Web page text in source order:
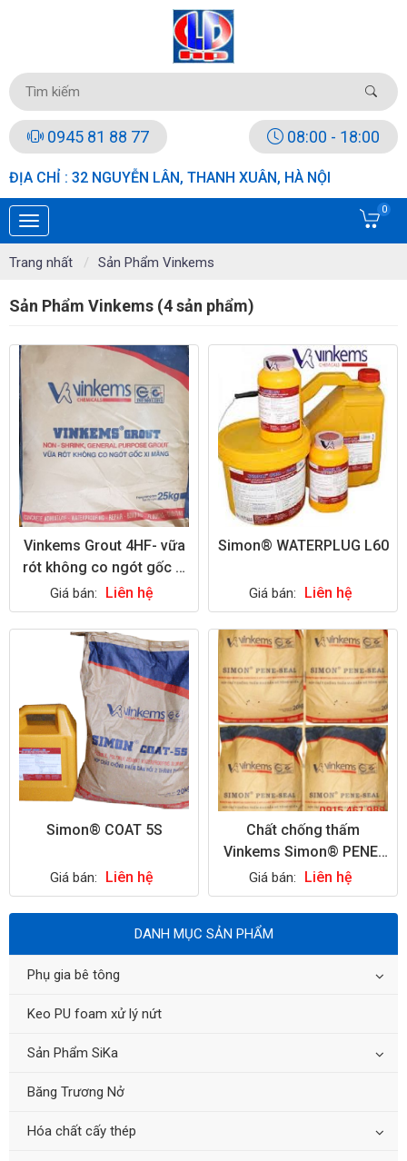
0945 81 88 77 08:00 - 18:00
ĐỊA CHỈ : 32 NGUYỄN LÂN, THANH XUÂN, HÀ NỘI
0
Trang nhất Sản Phẩm Vinkems
Sản Phẩm Vinkems (4 sản phẩm)
Vinkems Grout 4HF- vữa
rót không co ngót gốc xi
măng
Giá bán: Liên hệ
Simon® WATERPLUG L60
Giá bán: Liên hệ
Simon® COAT 5S
Giá bán: Liên hệ
Chất chống thấm
Vinkems Simon® PENE-
SEAL
Giá bán: Liên hệ
DANH MỤC SẢN PHẨM
Phụ gia bê tông
Keo PU foam xử lý nứt
Sản Phẩm SiKa
Băng Trương Nở
Hóa chất cấy thép